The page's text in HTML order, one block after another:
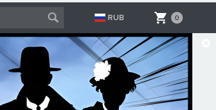
RUB 0